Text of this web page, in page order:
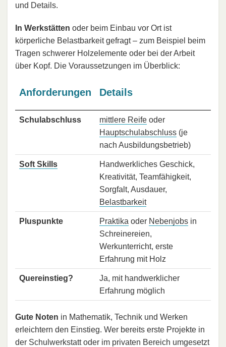
und Details.
In Werkstätten oder beim Einbau vor Ort ist
körperliche Belastbarkeit gefragt – zum Beispiel beim
Tragen schwerer Holzelemente oder bei der Arbeit
über Kopf. Die Voraussetzungen im Überblick:
Anforderungen Details
Schulabschluss mittlere Reife oder
Hauptschulabschluss (je
nach Ausbildungsbetrieb)
Soft Skills
Handwerkliches Geschick,
Kreativität, Teamfähigkeit,
Sorgfalt, Ausdauer,
Belastbarkeit
Pluspunkte Praktika oder Nebenjobs in
Schreinereien,
Werkunterricht, erste
Erfahrung mit Holz
Quereinstieg?
Ja, mit handwerklicher
Erfahrung möglich
Gute Noten in Mathematik, Technik und Werken
erleichtern den Einstieg. Wer bereits erste Projekte in
der Schulwerkstatt oder im privaten Bereich umgesetzt